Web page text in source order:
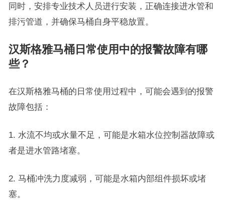
同时，安排专业技术人员进行安装，正确连接进水管和
排污管道，并确保马桶自身平稳放置。
汉斯格雅马桶日常使用中的报警故障有哪
些？
在汉斯格雅马桶的日常使用过程中，可能会遇到的报警
故障包括：
1. 水流不均或水量不足，可能是水箱水位控制器故障或
者是进水管路堵塞。
2. 马桶冲洗力度减弱，可能是水箱内部组件损坏或堵
塞。